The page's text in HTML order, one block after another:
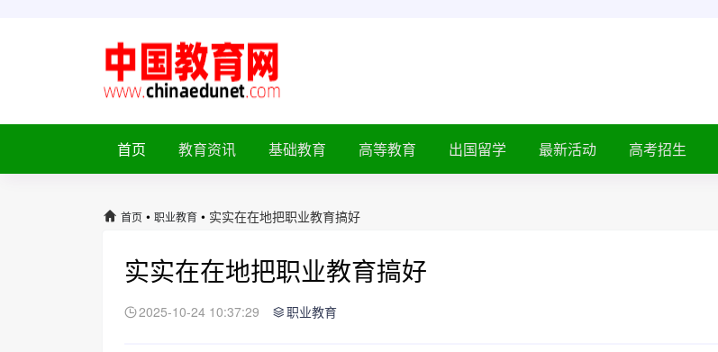
首页 教育资讯 基础教育 高等教育 出国留学 最新活动 高考招生
首页 • 职业教育 • 实实在在地把职业教育搞好
实实在在地把职业教育搞好
2025-10-24 10:37:29 职业教育